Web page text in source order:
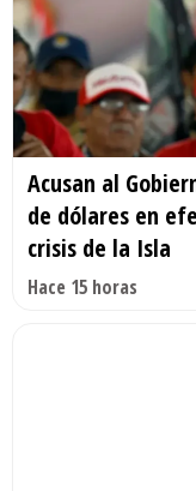
Acusan al
de dólares en
crisis de la Isla
Hace 15 horas